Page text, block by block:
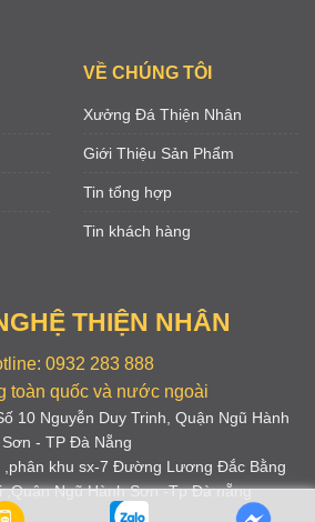
VỀ CHÚNG TÔI
Xưởng Đá Thiện Nhân
Giới Thiệu Sản Phẩm
Tin tổng hợp
Tin khách hàng
THIỆN NHÂN
0932 283 888
toàn quốc và nước ngoài
10 Nguyễn Duy Trinh, Quận Ngũ Hành
Sơn - TP Đà Nẵng
,phân khu sx-7 Đường Lương Đắc Bằng
,Quận Ngũ Hành Sơn -Tp Đà nẵng